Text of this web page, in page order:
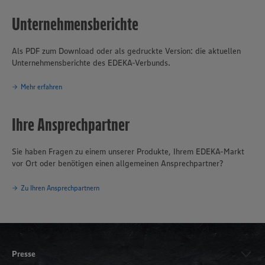
Produktionsbetriebe, darunter die Brot- und Backwarenproduktion
Schäfer’s , die Produktion für Fleisch- und Wurstwaren
sowie das Traditionsunternehmen für Fischverarbeitung
Hagenah
Hamburg. Die EDEKA Minden-Hannover engagiert sich wegweisend
in Sachen Nachhaltigkeit und Klimaschutz. Seit über 100 Jahren ist
Grundprinzipien des Unternehmensverbundes.
Unternehmensberichte
Als PDF zum Download oder als gedruckte Version: die aktuellen
Unternehmensberichte des EDEKA-Verbunds.
Mehr erfahren
Ihre Ansprechpartner
Sie haben Fragen zu einem unserer Produkte, Ihrem EDEKA-Markt
vor Ort oder benötigen einen allgemeinen Ansprechpartner?
Zu Ihren Ansprechpartnern
Presse